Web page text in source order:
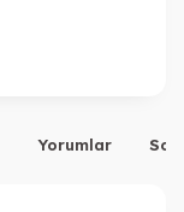
Yorumlar